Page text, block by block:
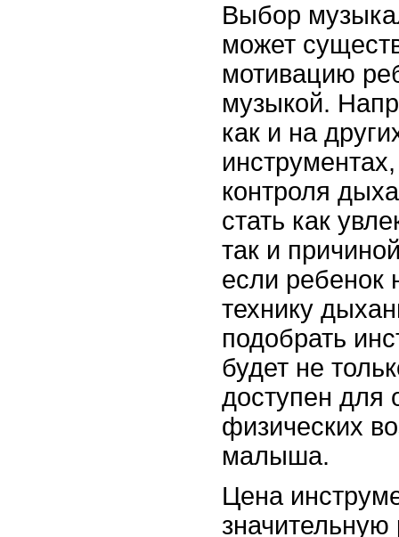
Выбор
может
мотивацию
музыкой.
как и на
контроля
стать как
так и
если ребенок
технику
подобрать
будет не
доступен для
физических
малыша.
Цена